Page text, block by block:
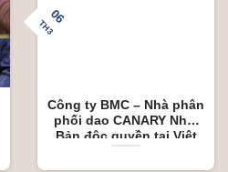
Công ty BMC – Nhà phân
phối dao CANARY Nhật
Bản độc quyền tại Việt
06
TH3